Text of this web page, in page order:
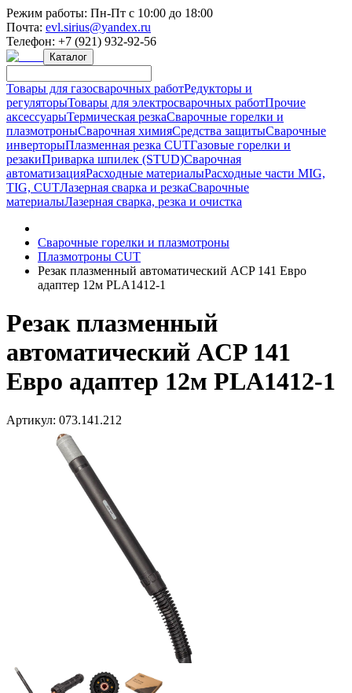
Режим работы: Пн-Пт с 10:00 до 18:00
Почта: evl.sirius@yandex.ru
Телефон: +7 (921) 932-92-56
Каталог
Товары для газосварочных работРедукторы и
регуляторыТовары для электросварочных работПрочие
аксессуарыТермическая резкаСварочные горелки и
плазмотроныСварочная химияСредства защитыСварочные
инверторыПлазменная резка CUTГазовые горелки и
резакиПриварка шпилек (STUD)Сварочная
автоматизацияРасходные материалыРасходные части MIG,
TIG, CUTЛазерная сварка и резкаСварочные
материалыЛазерная сварка, резка и очистка
Сварочные горелки и плазмотроны
Плазмотроны CUT
Резак плазменный автоматический ACP 141 Евро
адаптер 12м PLA1412-1
Резак плазменный
автоматический ACP 141
Евро адаптер 12м PLA1412-1
Артикул: 073.141.212